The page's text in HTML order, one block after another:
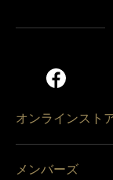
オンラインスト
メンバーズ